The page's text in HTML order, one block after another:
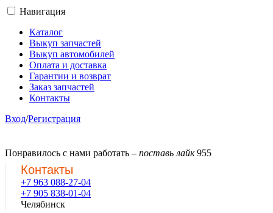
Навигация
Каталог
Выкуп запчастей
Выкуп автомобилей
Оплата и доставка
Гарантии и возврат
Заказ запчастей
Контакты
Вход/Регистрация
Понравилось с нами работать – поставь лайк 955
Контакты
+7 963 088-27-04
+7 905 838-01-04
Челябинск